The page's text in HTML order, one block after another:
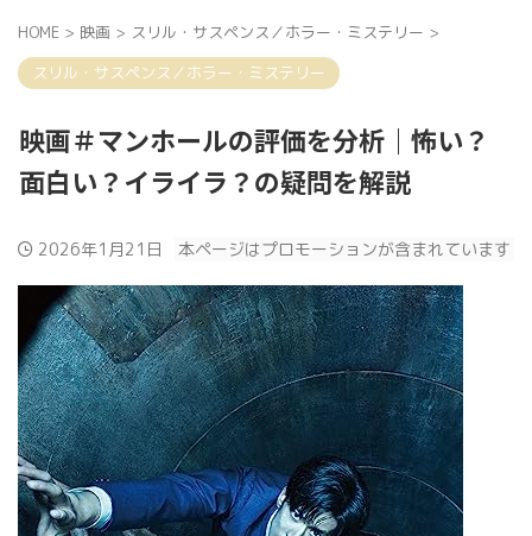
HOME > 映画 > スリル・サスペンス／ホラー・ミステリー >
スリル・サスペンス／ホラー・ミステリー
映画＃マンホールの評価を分析｜怖い？
面白い？イライラ？の疑問を解説
2026年1月21日 本ページはプロモーションが含まれています